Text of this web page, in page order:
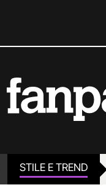
STILE E TREND